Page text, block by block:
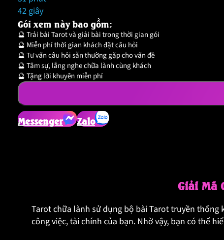
41 giây
Gói xem này bao gồm:
🔮 Trải bài Tarot và giải bài trong thời gian gói
🔮 Miễn phí thời gian khách đặt câu hỏi
🔮 Tư vấn câu hỏi sẵn thường gặp cho vấn đề
🔮 Tâm sự, lắng nghe chữa lành cùng khách
🔮 Tặng lời khuyên miễn phí
Messenger Zalo
Giải Mã
Tarot chữa lành sử dụng bộ bài Tarot truyền thống
công việc, tài chính của bạn. Nhờ vậy, bạn có thể